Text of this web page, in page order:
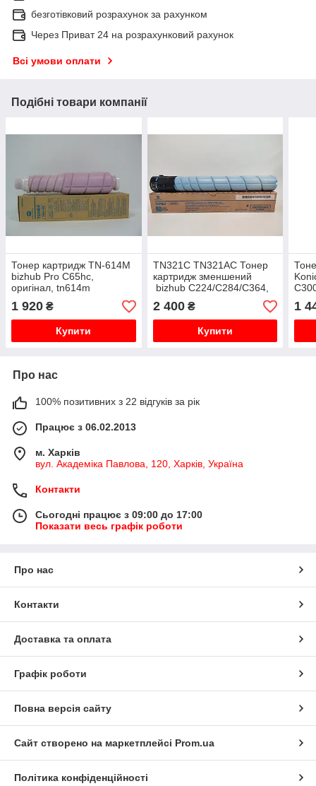
безготівковий розрахунок за рахунком
Через Приват 24 на розрахунковий рахунок
Всі умови оплати
Подібні товари компанії
Тонер картридж TN-614M
bizhub Pro C65hc,
оригінал, tn614m
1 920 ₴
Купити
TN321C TN321AC Тонер
картридж зменшений
bizhub C224/C284/C364,
A33K45A оригінал, tn-
321c, tn321 c
2 400₴
Купити
312
1
Про нас
100% позитивних з 22 відгуків за рік
Працює з 06.02.2013
м. Харків
вул. Академіка Павлова, 120, Харків, Україна
Контакти
Сьогодні працює з 09:00 до 17:00
Показати весь графік роботи
Про нас
Контакти
Доставка та оплата
Графік роботи
Повна версія сайту
Сайт створено на маркетплейсі Prom.ua
Політика конфіденційності